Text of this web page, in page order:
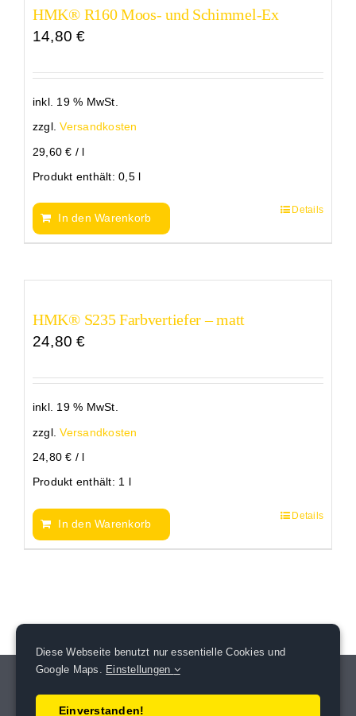
HMK® R160 Moos- und Schimmel-Ex
14,80€
inkl. 19 % MwSt.
zzgl.Versandkosten
29,60€ / l
Produkt enthält: 0,5 l
In den Warenkorb
Details
HMK® S235 Farbvertiefer – matt
24,80€
inkl. 19 % MwSt.
zzgl.Versandkosten
24,80€ / l
Produkt enthält: 1 l
In den Warenkorb
Details
Diese Webseite benutzt nur essentielle Cookies und
Google Maps. Einstellungen
Einverstanden!